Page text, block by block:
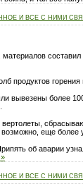
И ВСЕ С НИМИ
продуктов
вывезены более
еще
об аварии
И ВСЕ С НИМИ